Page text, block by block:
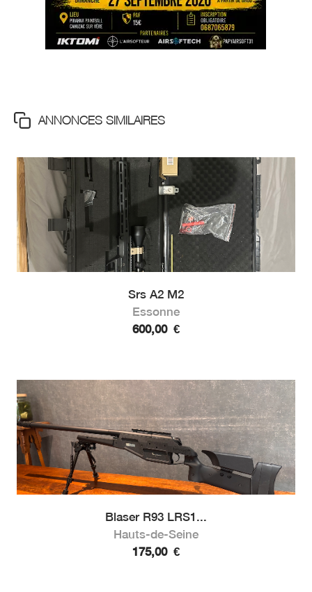
ANNONCES SIMILAIRES
Srs A2 M2
Essonne
600,00 €
Blaser R93 LRS1...
Hauts-de-Seine
175,00 €